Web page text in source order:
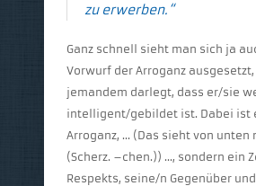
zu erwerben.“
Ganz schnell sieht man sich ja
Vorwurf der Arroganz
jemandem darlegt, dass er/sie
intelligent/gebildet ist. Dabei ist
Arroganz, … (Das sieht von unten
(Scherz. –chen.)) …, sondern ein
Respekts, seine/n Gegenüber